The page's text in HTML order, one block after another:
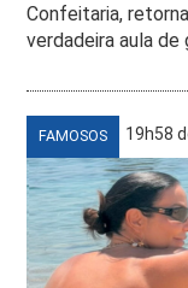
Confeitaria,
verdadeira aula de
FAMOSOS 19h58